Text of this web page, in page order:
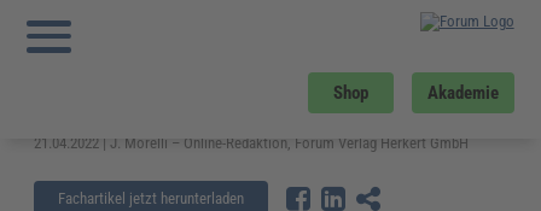
Shop Akademie
Sie sind hier:
Städtischer Bauhof:
Aufgaben und Pflichten des Bauhofleiters
Städtischer Bauhof: Aufgaben und
Pflichten des Bauhofleiters
21.04.2022 | J. Morelli – Online-Redaktion, Forum Verlag Herkert GmbH
Fachartikel jetzt herunterladen